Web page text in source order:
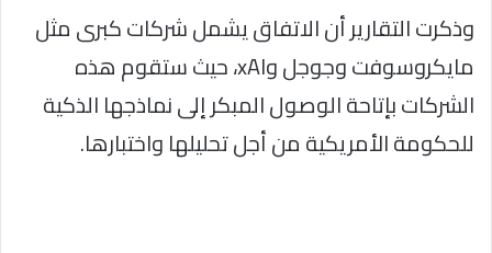
وذكرت التقارير أن الاتفاق يشمل شركات كبرى مثل
مايكروسوفت وجوجل وxAI، حيث ستقوم هذه
الشركات بإتاحة الوصول المبكر إلى نماذجها الذكية
للحكومة الأمريكية من أجل تحليلها واختبارها.